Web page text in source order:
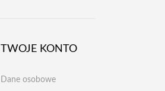
TWOJE KONTO
Dane osobowe